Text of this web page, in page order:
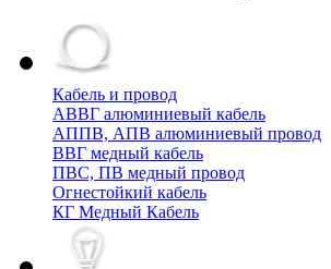
Кабель и провод
АВВГ алюминиевый кабель
АППВ, АПВ алюминиевый провод
ВВГ медный кабель
ПВС, ПВ медный провод
Огнестойкий кабель
КГ Медный Кабель